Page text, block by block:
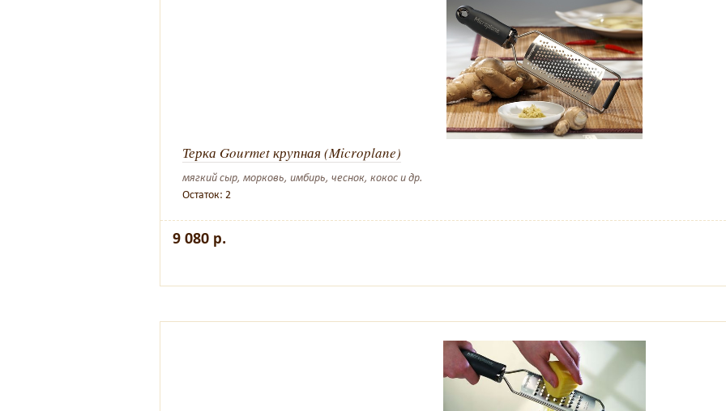
Терка Gourmet крупная (Microplane)
мягкий сыр, морковь, имбирь, чеснок, кокос и др.
Остаток: 2
9 080 р.